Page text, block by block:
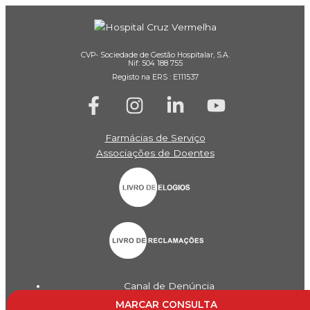
MARCAR CONSULTA
CVP- Sociedade de Gestão Hospitalar, S.A.
Nif: 504 188 755
Registo na ERS : E111537
Farmácias de Serviço
Associações de Doentes
Canal de Denúncia
Política de Privacidade